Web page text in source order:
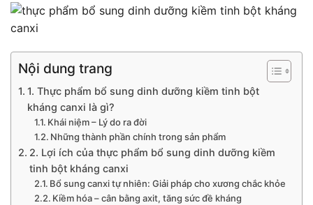
Nội dung trang
1. Thực phẩm bổ sung dinh dưỡng kiềm tinh bột
kháng canxi là gì?
Khái niệm – Lý do ra đời
Những thành phần chính trong sản phẩm
2. Lợi ích của thực phẩm bổ sung dinh dưỡng kiềm
tinh bột kháng canxi
Bổ sung canxi tự nhiên: Giải pháp cho xương chắc khỏe
Kiềm hóa – cân bằng axit, tăng sức đề kháng